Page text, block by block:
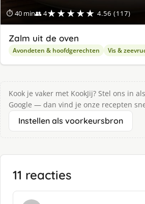
⏱ 40 min👥 4★★★★★ 4.56 (117)
Zalm uit de oven
Avondeten & hoofdgerechten Vis &
Kook je vaker met KookJij? Stel ons in
Google — dan vind je onze recepten
Instellen als voorkeursbron
11 reacties